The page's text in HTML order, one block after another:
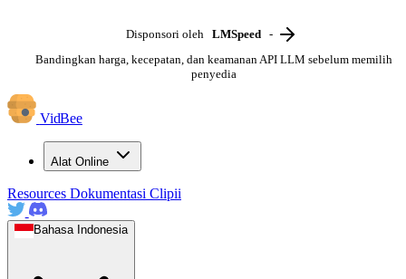
Disponsori oleh LMSpeed -
Bandingkan harga, kecepatan, dan keamanan API LLM sebelum memilih
penyedia
VidBee
Alat Online
Resources Dokumentasi Clipii
Bahasa Indonesia